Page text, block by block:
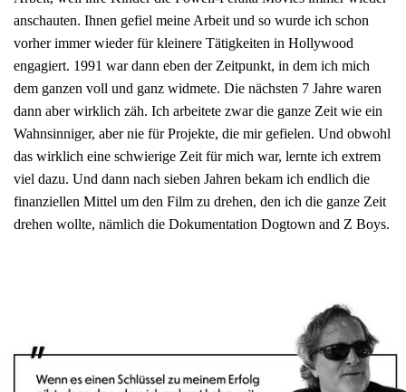
anschauten. Ihnen gefiel meine Arbeit und so wurde ich schon
vorher immer wieder für kleinere Tätigkeiten in Hollywood
engagiert. 1991 war dann eben der Zeitpunkt, in dem ich mich
dem ganzen voll und ganz widmete. Die nächsten 7 Jahre waren
dann aber wirklich zäh. Ich arbeitete zwar die ganze Zeit wie ein
Wahnsinniger, aber nie für Projekte, die mir gefielen. Und obwohl
das wirklich eine schwierige Zeit für mich war, lernte ich extrem
viel dazu. Und dann nach sieben Jahren bekam ich endlich die
finanziellen Mittel um den Film zu drehen, den ich die ganze Zeit
drehen wollte, nämlich die Dokumentation Dogtown and Z Boys.